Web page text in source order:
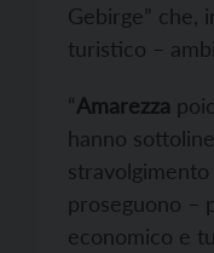
Gebirge” che,
turistico –
“Amarezza
hanno
stravolgimento
proseguono –
economico e